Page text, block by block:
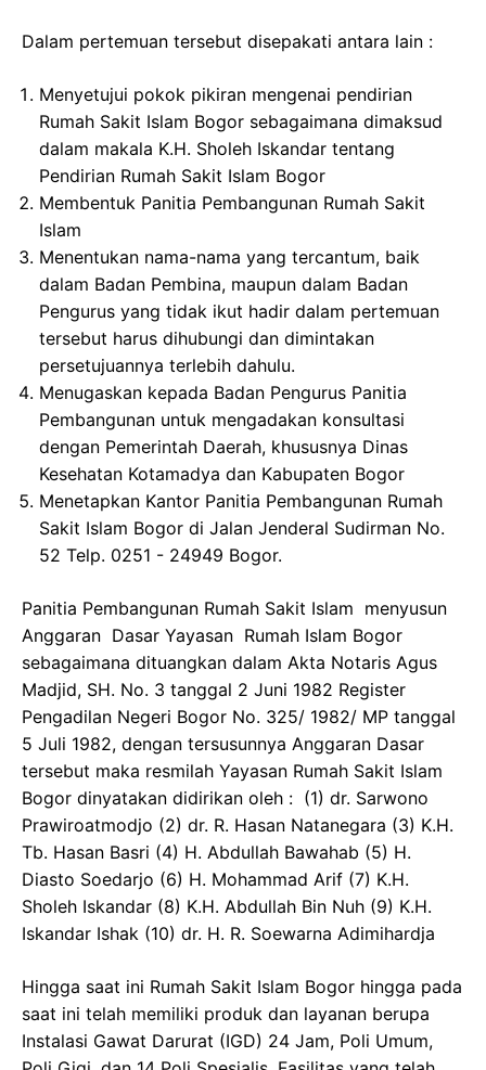
Dalam pertemuan tersebut disepakati antara lain :
Menyetujui pokok pikiran mengenai pendirian
Rumah Sakit Islam Bogor sebagaimana dimaksud
dalam makala K.H. Sholeh Iskandar tentang
Pendirian Rumah Sakit Islam Bogor
Membentuk Panitia Pembangunan Rumah Sakit
Islam
Menentukan nama-nama yang tercantum, baik
dalam Badan Pembina, maupun dalam Badan
Pengurus yang tidak ikut hadir dalam pertemuan
tersebut harus dihubungi dan dimintakan
persetujuannya terlebih dahulu.
Menugaskan kepada Badan Pengurus Panitia
Pembangunan untuk mengadakan konsultasi
dengan Pemerintah Daerah, khususnya Dinas
Kesehatan Kotamadya dan Kabupaten Bogor
Menetapkan Kantor Panitia Pembangunan Rumah
Sakit Islam Bogor di Jalan Jenderal Sudirman No.
52 Telp. 0251 - 24949 Bogor.
Panitia Pembangunan Rumah Sakit Islam menyusun
Anggaran Dasar Yayasan Rumah Islam Bogor
sebagaimana dituangkan dalam Akta Notaris Agus
Madjid, SH. No. 3 tanggal 2 Juni 1982 Register
Pengadilan Negeri Bogor No. 325/ 1982/ MP tanggal
5 Juli 1982, dengan tersusunnya Anggaran Dasar
tersebut maka resmilah Yayasan Rumah Sakit Islam
Bogor dinyatakan didirikan oleh : (1) dr. Sarwono
Prawiroatmodjo (2) dr. R. Hasan Natanegara (3) K.H.
Tb. Hasan Basri (4) H. Abdullah Bawahab (5) H.
Diasto Soedarjo (6) H. Mohammad Arif (7) K.H.
Sholeh Iskandar (8) K.H. Abdullah Bin Nuh (9) K.H.
Iskandar Ishak (10) dr. H. R. Soewarna Adimihardja
Hingga saat ini Rumah Sakit Islam Bogor hingga pada
saat ini telah memiliki produk dan layanan berupa
Instalasi Gawat Darurat (IGD) 24 Jam, Poli Umum,